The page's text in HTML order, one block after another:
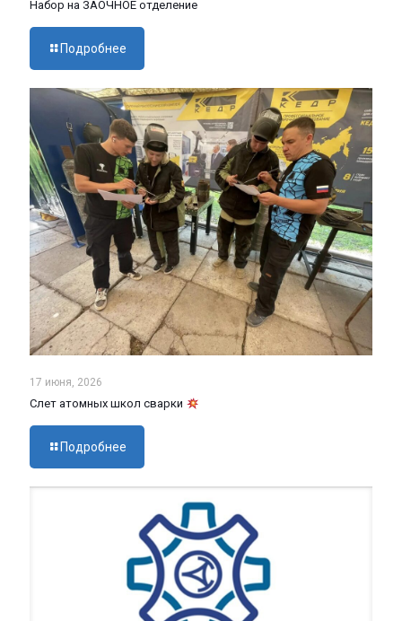
Набор на ЗАОЧНОЕ отделение
Подробнее
17 июня, 2026
Слет атомных школ сварки
Подробнее